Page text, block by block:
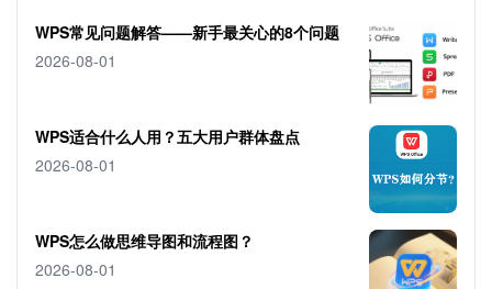
WPS常见问题解答——新手最关心的8个问题
2026-08-01
WPS适合什么人用？五大用户群体盘点
2026-08-01
WPS怎么做思维导图和流程图？
2026-08-01